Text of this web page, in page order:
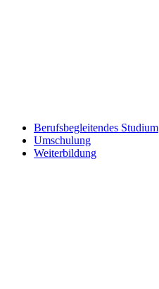
Berufsbegleitendes Studium
Umschulung
Weiterbildung